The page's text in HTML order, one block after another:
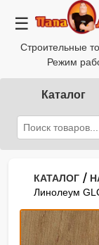
☰
Строительные
Режим
Каталог
КАТАЛОГ /
Линолеум